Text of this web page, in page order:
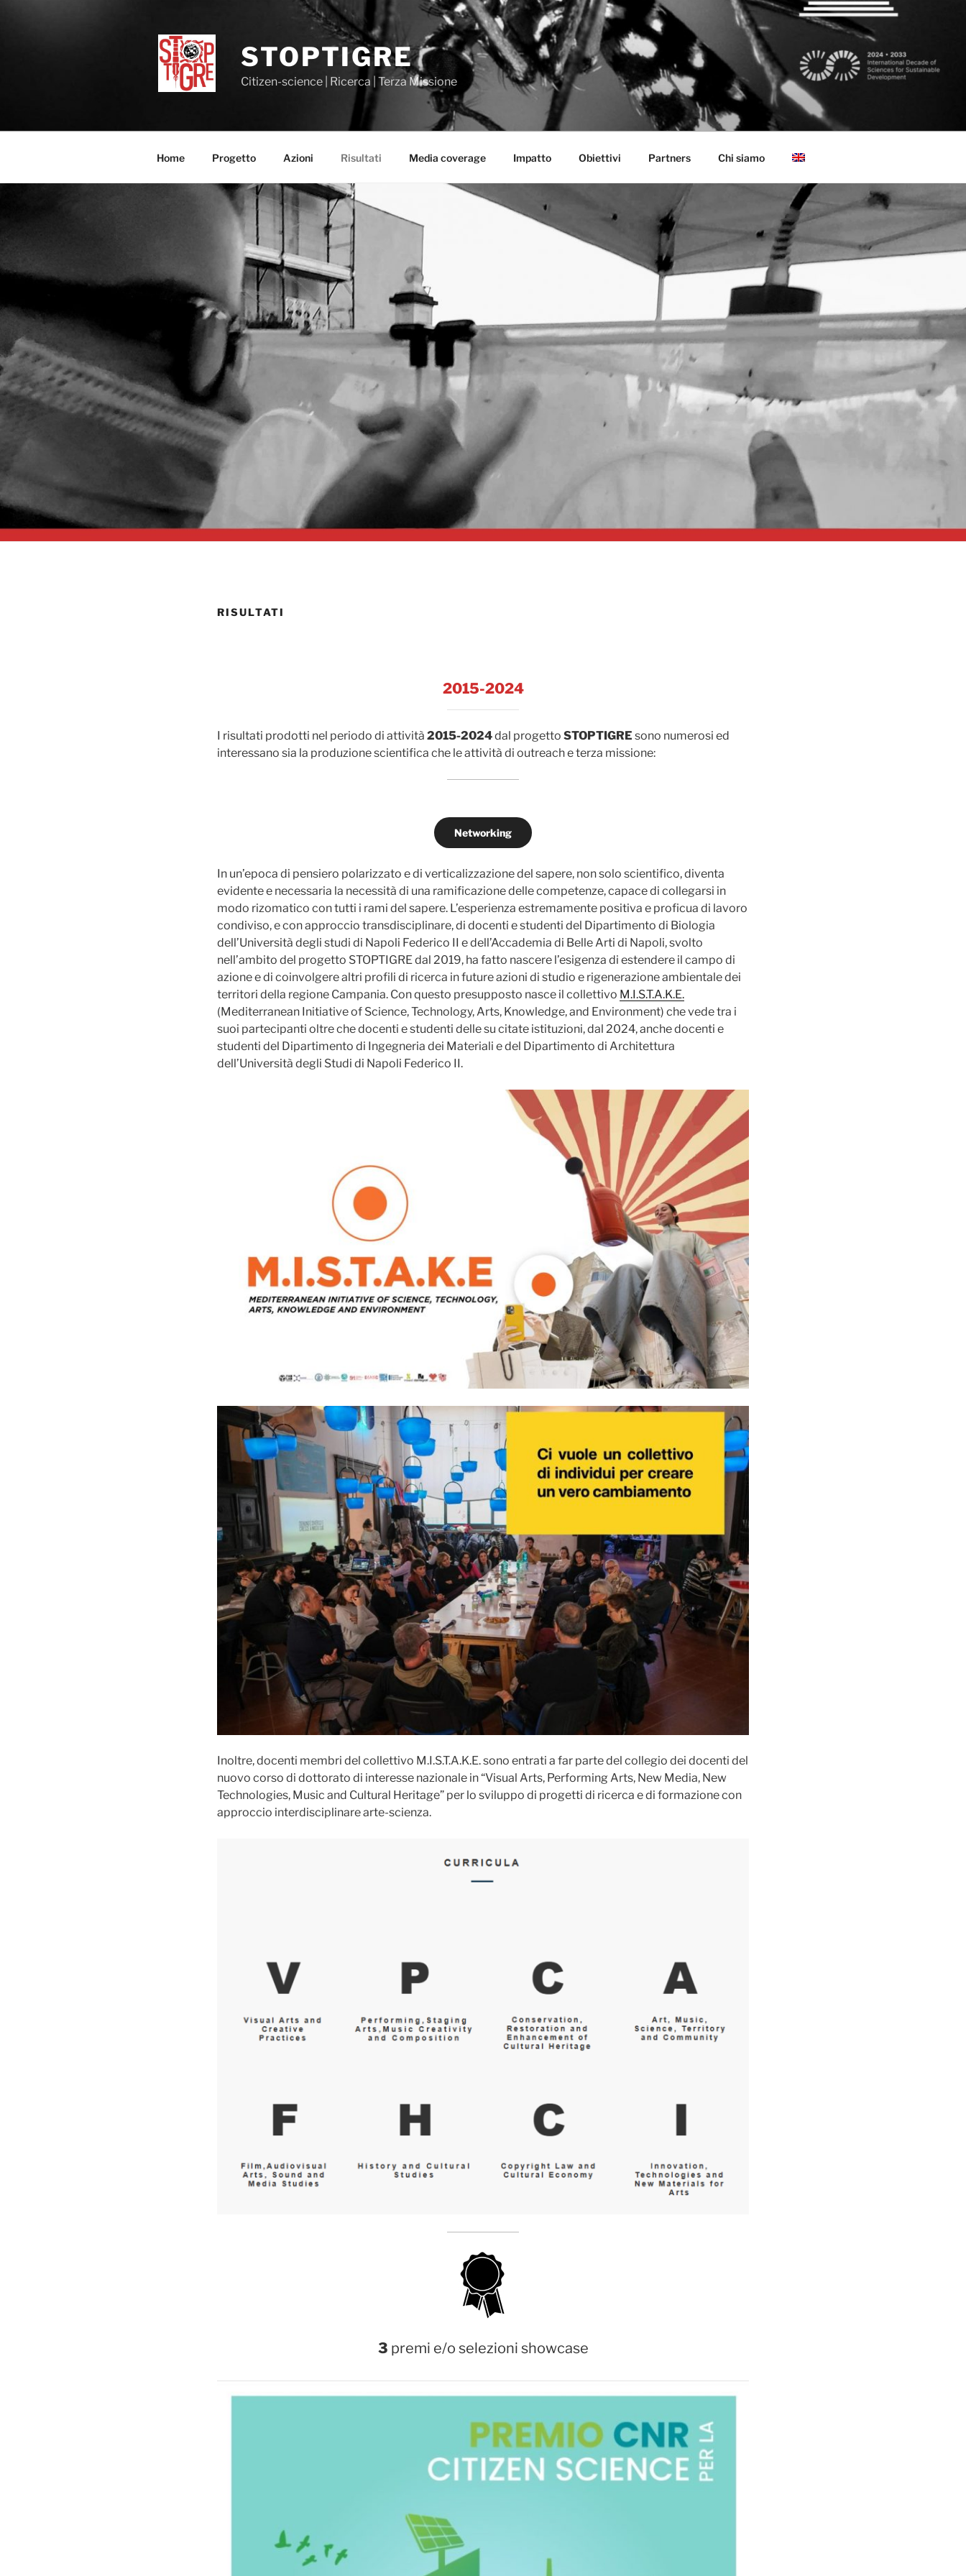
STOPTIGRE
Citizen-science | Ricerca | Terza Missione
Home Progetto Azioni Risultati Media coverage Impatto Obiettivi Partners Chi siamo
RISULTATI
2015-2024
I risultati prodotti nel periodo di attività 2015-2024dal progetto STOPTIGRE sono numerosi ed
interessano sia la produzione scientifica che le attività di outreach e terza missione:
Networking
In un’epoca di pensiero polarizzato e di verticalizzazione del sapere, non solo scientifico, diventa
evidente e necessaria la necessità di una ramificazione delle competenze, capace di collegarsi in
modo rizomatico con tutti i rami del sapere. L’esperienza estremamente positiva e proficua di lavoro
condiviso, e con approccio transdisciplinare, di docenti e studenti del Dipartimento di Biologia
dell’Università degli studi di Napoli Federico II e dell’Accademia di Belle Arti di Napoli, svolto
nell’ambito del progetto STOPTIGRE dal 2019, ha fatto nascere l’esigenza di estendere il campo di
azione e di coinvolgere altri profili di ricerca in future azioni di studio e rigenerazione ambientale dei
territori della regione Campania. Con questo presupposto nasce il collettivo M.I.S.T.A.K.E.
(Mediterranean Initiative of Science, Technology, Arts, Knowledge, and Environment) che vede tra i
suoi partecipanti oltre che docenti e studenti delle su citate istituzioni, dal 2024, anche docenti e
studenti del Dipartimento di Ingegneria dei Materiali e del Dipartimento di Architettura
dell’Università degli Studi di Napoli Federico II.
Inoltre, docenti membri del collettivo M.I.S.T.A.K.E. sono entrati a far parte del collegio dei docenti del
nuovo corso di dottorato di interesse nazionale in “Visual Arts, Performing Arts, New Media, New
Technologies, Music and Cultural Heritage” per lo sviluppo di progetti di ricerca e di formazione con
approccio interdisciplinare arte-scienza.
3 premi e/o selezioni showcase